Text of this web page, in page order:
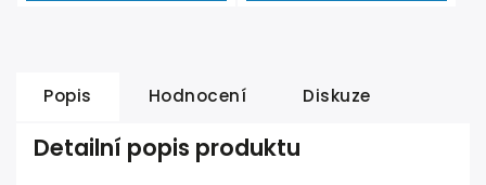
Popis Hodnocení Diskuze
Detailní popis produktu